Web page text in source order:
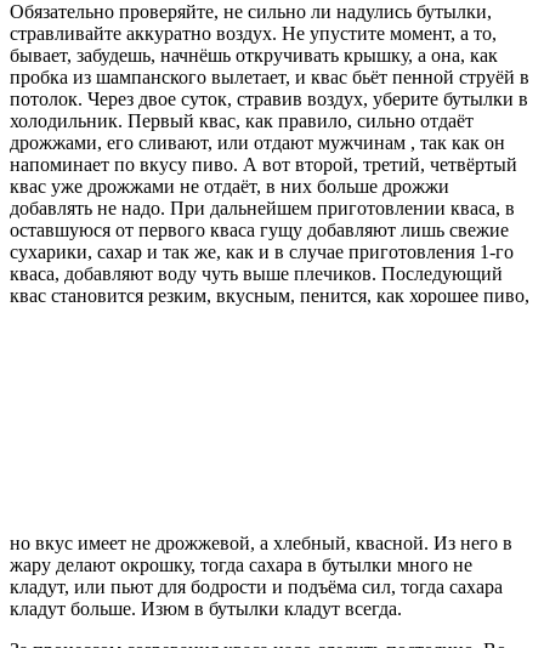
Обязательно проверяйте, не сильно ли надулись бутылки,
стравливайте аккуратно воздух. Не упустите момент, а то,
бывает, забудешь, начнёшь откручивать крышку, а она, как
пробка из шампанского вылетает, и квас бьёт пенной струёй в
потолок. Через двое суток, стравив воздух, уберите бутылки в
холодильник. Первый квас, как правило, сильно отдаёт
дрожжами, его сливают, или отдают мужчинам , так как он
напоминает по вкусу пиво. А вот второй, третий, четвёртый
квас уже дрожжами не отдаёт, в них больше дрожжи
добавлять не надо. При дальнейшем приготовлении кваса, в
оставшуюся от первого кваса гущу добавляют лишь свежие
сухарики, сахар и так же, как и в случае приготовления 1-го
кваса, добавляют воду чуть выше плечиков. Последующий
квас становится резким, вкусным, пенится, как хорошее пиво,
но вкус имеет не дрожжевой, а хлебный, квасной. Из него в
жару делают окрошку, тогда сахара в бутылки много не
кладут, или пьют для бодрости и подъёма сил, тогда сахара
кладут больше. Изюм в бутылки кладут всегда.